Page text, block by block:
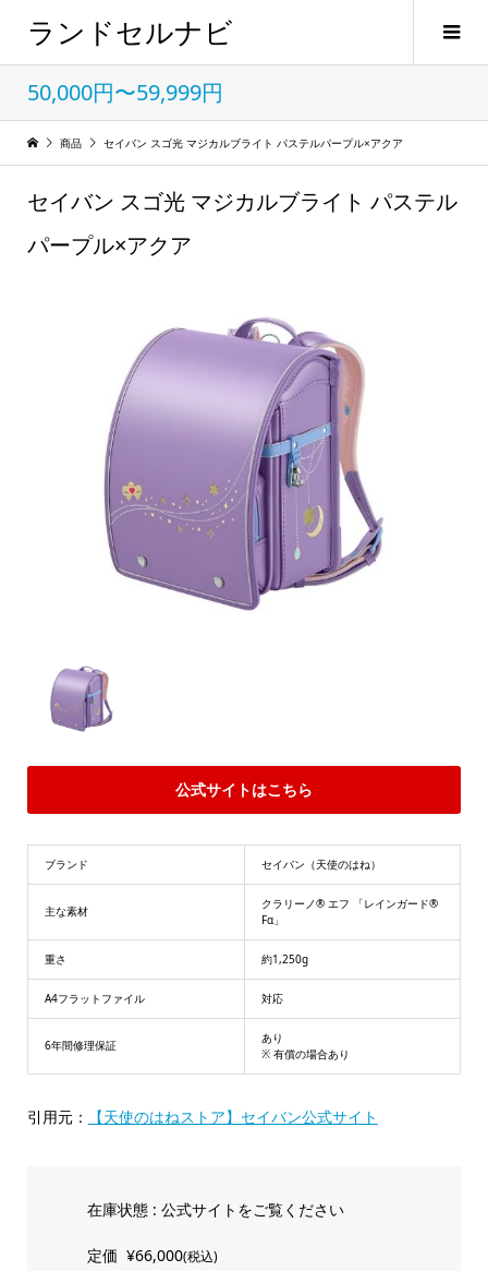
ランドセルナビ
50,000円〜59,999円
商品 セイバン スゴ光 マジカルブライト パステルパープル×アクア
セイバン スゴ光 マジカルブライト パステル
パープル×アクア
公式サイトはこちら
ブランド セイバン（天使のはね）
主な素材
クラリーノ® エフ 「レインガード®
Fα」
重さ 約1,250g
A4フラットファイル 対応
6年間修理保証
あり
※ 有償の場合あり
引用元： 【天使のはねストア】セイバン公式サイト
在庫状態 : 公式サイトをご覧ください
定価 ¥66,000(税込)